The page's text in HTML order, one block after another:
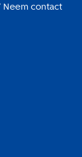
contact